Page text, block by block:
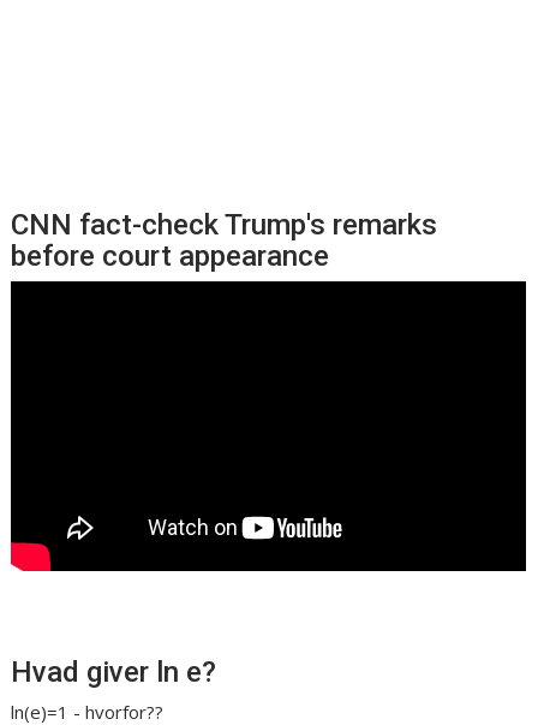
CNN fact-check Trump's remarks
before court appearance
Hvad giver ln e?
ln(e)=1 - hvorfor??